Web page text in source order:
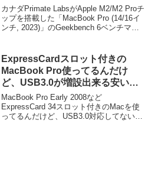
掲載を開始。Macでは新しい機械
学習ワークロードによりIntel Mac
のランキングが下がる。
カナダPrimate LabsがApple M2/M2 Proチ
ップを搭載した「MacBook Pro (14/16イ
ンチ, 2023)」のGeekbench 6ベンチマー
ExpressCardスロット付きの
MacBook Pro使ってるんだけ
ど、USB3.0が増設出来る安い
ExpressCardでお勧めない？
MacBook Pro Early 2008など
ExpressCard 34スロット付きのMacを使
ってるんだけど、USB3.0対応してないか